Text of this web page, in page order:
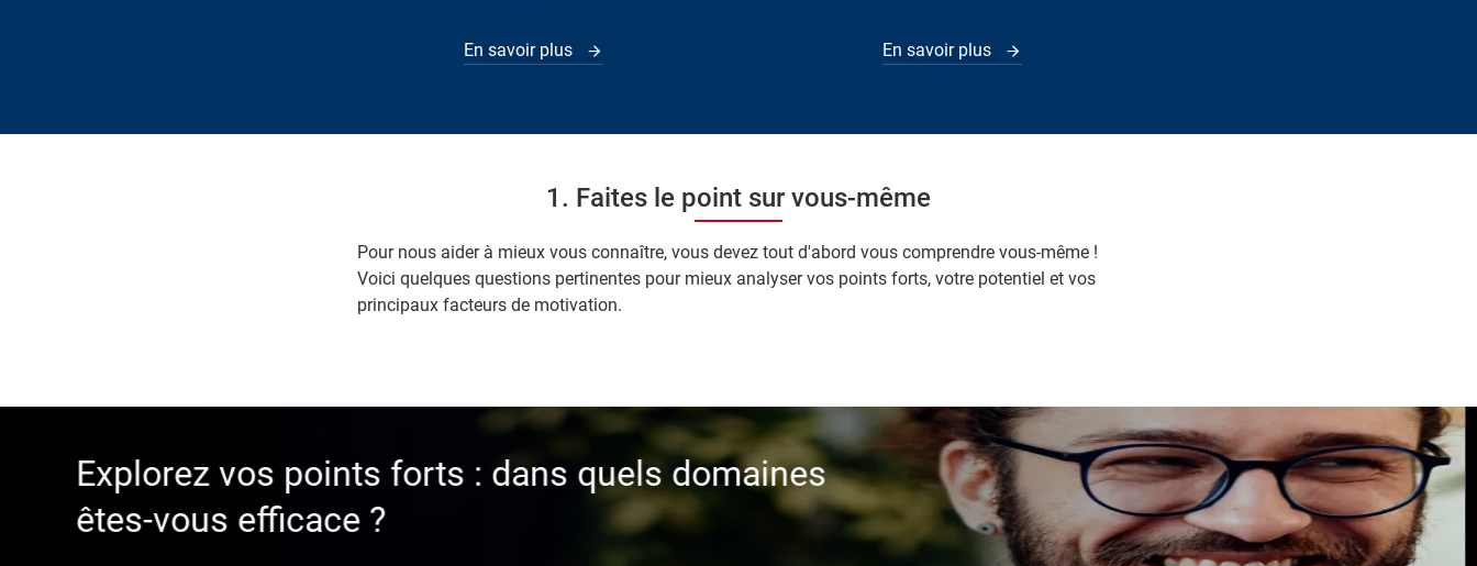
En savoir plus En savoir plus
1. Faites le point sur vous-même
Pour nous aider à mieux vous connaître, vous devez tout d'abord vous comprendre vous-même !
Voici quelques questions pertinentes pour mieux analyser vos points forts, votre potentiel et vos
principaux facteurs de motivation.
Explorez votre potentiel : que souhaiteriez-vous
apprendre ?